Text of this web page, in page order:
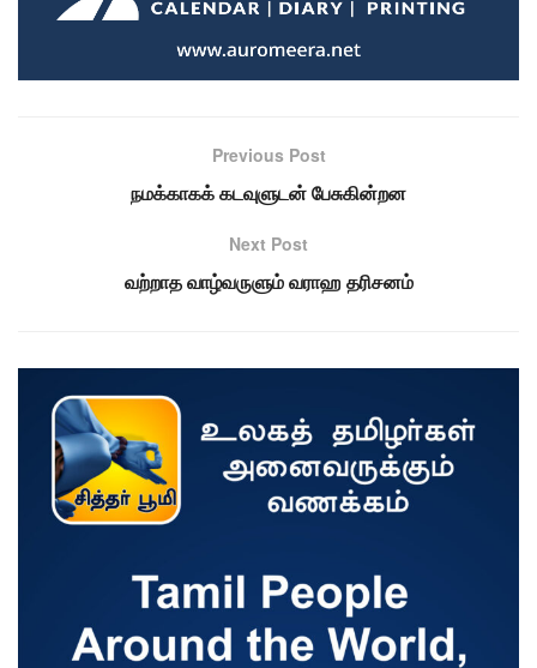
Previous Post
நமக்காகக் கடவுளுடன் பேசுகின்றன
Next Post
வற்றாத வாழ்வருளும் வராஹ தரிசனம்